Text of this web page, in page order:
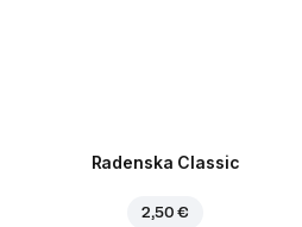
Radenska Classic
2,50 €